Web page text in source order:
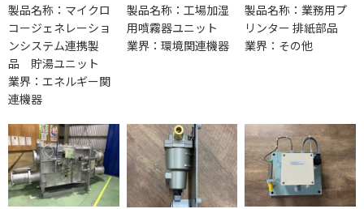
製品名称：マイクロ
コージェネレーショ
ンシステム連携製
品 貯湯ユニット
業界：エネルギー関
連機器
製品名称：工場加湿
用噴霧器ユニット
業界：環境関連機器
製品名称：業務用プ
リンター 排紙部品
業界：その他